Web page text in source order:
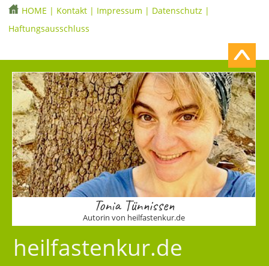
HOME | Kontakt | Impressum | Datenschutz |
Haftungsausschluss
Tonia Tünnissen
Autorin von heilfastenkur.de
heilfastenkur.de